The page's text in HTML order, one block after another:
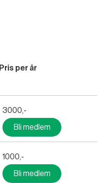
Pris per år
3000,-
Bli medlem
1000,-
Bli medlem